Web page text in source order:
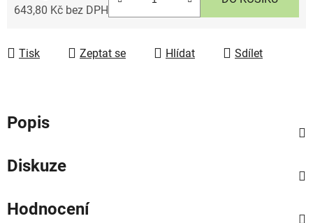
643,80 Kč bez DPH
Tisk Zeptat se Hlídat Sdílet
Popis
Diskuze
Hodnocení